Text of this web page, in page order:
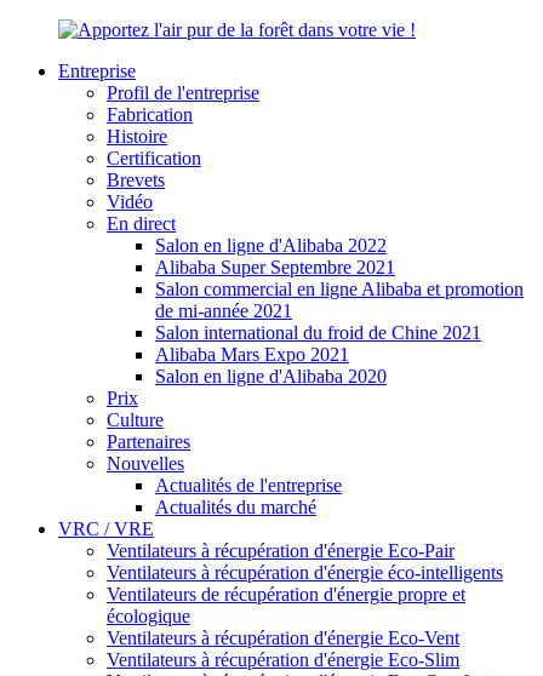
Entreprise
Profil de l'entreprise
Fabrication
Histoire
Certification
Brevets
Vidéo
En direct
Salon en ligne d'Alibaba 2022
Alibaba Super Septembre 2021
Salon commercial en ligne Alibaba et promotion
de mi-année 2021
Salon international du froid de Chine 2021
Alibaba Mars Expo 2021
Salon en ligne d'Alibaba 2020
Prix
Culture
Partenaires
Nouvelles
Actualités de l'entreprise
Actualités du marché
VRC / VRE
Ventilateurs à récupération d'énergie Eco-Pair
Ventilateurs à récupération d'énergie éco-intelligents
Ventilateurs de récupération d'énergie propre et
écologique
Ventilateurs à récupération d'énergie Eco-Vent
Ventilateurs à récupération d'énergie Eco-Slim